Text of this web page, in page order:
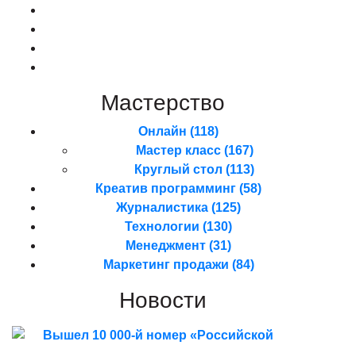
Мастерство
Онлайн (118)
Мастер класс(167)
Круглый стол (113)
Креатив программинг (58)
Журналистика (125)
Технологии (130)
Менеджмент (31)
Маркетинг продажи (84)
Новости